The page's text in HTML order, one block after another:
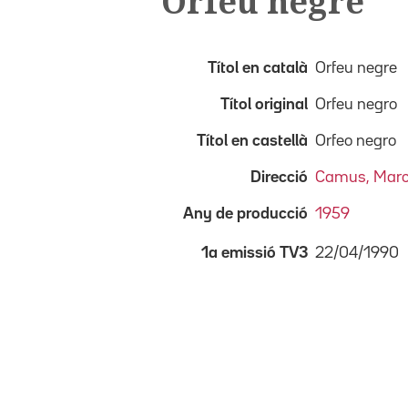
Títol en català Orfeu negre
Títol original Orfeu negro
Títol en castellà Orfeo negro
Direcció Camus,
Any de producció 1959
1a emissió TV3 22/04/1990